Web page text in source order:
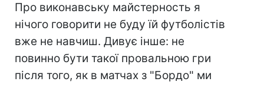
Про виконавську майстерность я
нічого говорити не буду їй футболістів
вже не навчиш. Дивує інше: не
повинно бути такої провальною гри
після того, як в матчах з "Бордо" ми